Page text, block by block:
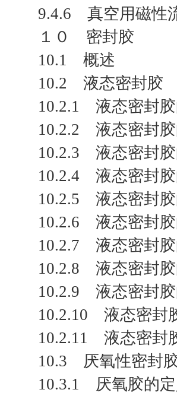
9.4.6 真空用磁性
１０ 密封胶
10.1 概述
10.2 液态密封胶
10.2.1 液态密封胶
10.2.2 液态密封
10.2.3 液态密封
10.2.4 液态密封
10.2.5 液态密封
10.2.6 液态密封
10.2.7 液态密封
10.2.8 液态密封
10.2.9 液态密封
10.2.10 液态密封
10.2.11 液态密封
10.3 厌氧性密封
10.3.1 厌氧胶的定